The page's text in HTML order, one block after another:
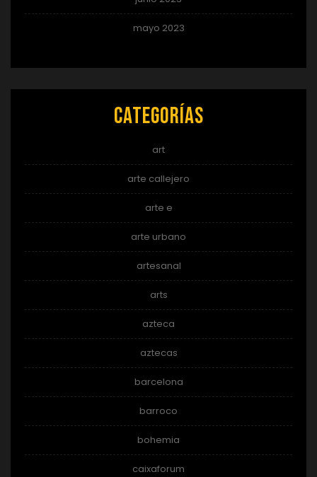
mayo 2023
Categorías
art
arte callejero
arte e
arte urbano
artesanal
arts
azteca
aztecas
barcelona
barroco
bohemia
caixaforum